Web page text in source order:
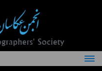
درباره انجمن